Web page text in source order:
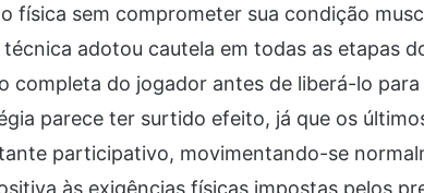
física sem comprometer sua condição
adotou cautela em todas as etapas
completa do jogador antes de liberá-lo
parece ter surtido efeito, já que os
participativo, movimentando-se
às exigências físicas impostas pelos